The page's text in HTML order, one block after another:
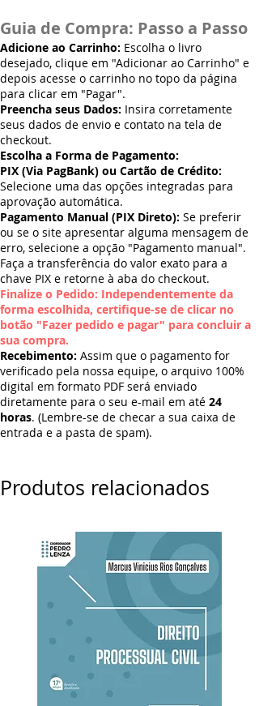
Guia de Compra: Passo a Passo
Adicione ao Carrinho: Escolha o livro
desejado, clique em "Adicionar ao Carrinho" e
depois acesse o carrinho no topo da página
para clicar em "Pagar".
Preencha seus Dados: Insira corretamente
seus dados de envio e contato na tela de
checkout.
Escolha a Forma de Pagamento:
PIX (Via PagBank) ou Cartão de Crédito:
Selecione uma das opções integradas para
aprovação automática.
Pagamento Manual (PIX Direto): Se preferir
ou se o site apresentar alguma mensagem de
erro, selecione a opção "Pagamento manual".
Faça a transferência do valor exato para a
chave PIX e retorne à aba do checkout.
Finalize o Pedido: Independentemente da
forma escolhida, certifique-se de clicar no
botão "Fazer pedido e pagar" para concluir a
sua compra.
Recebimento: Assim que o pagamento for
verificado pela nossa equipe, o arquivo 100%
digital em formato PDF será enviado
diretamente para o seu e-mail em até 24
horas. (Lembre-se de checar a sua caixa de
entrada e a pasta de spam).
Produtos relacionados